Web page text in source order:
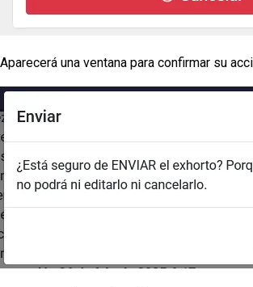
Aparecerá una ventana para confirmar su